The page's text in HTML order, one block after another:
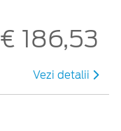
€ 186,53
Vezi detalii